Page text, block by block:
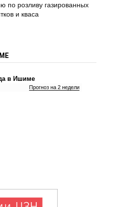
по розливу газированных
и кваса
в Ишиме
Прогноз на 2 недели